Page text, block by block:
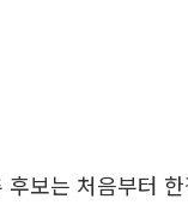
후보는 처음부터